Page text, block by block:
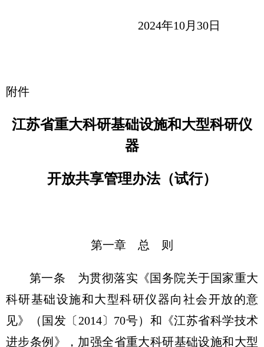
2024年10月30日
附件
江苏省重大科研基础设施和大型科研仪
器
开放共享管理办法（试行）
第一章 总 则
第一条 为贯彻落实《国务院关于国家重大
科研基础设施和大型科研仪器向社会开放的意
见》（国发〔2014〕70号）和《江苏省科学技术
进步条例》，加强全省重大科研基础设施和大型